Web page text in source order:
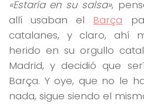
«Estaría en su salsa»,
allí usaban el Barça
catalanes, y claro, ahí
herido en su orgullo
Madrid, y decidió que
Barça. Y oye, que no le
nada, sigue siendo el